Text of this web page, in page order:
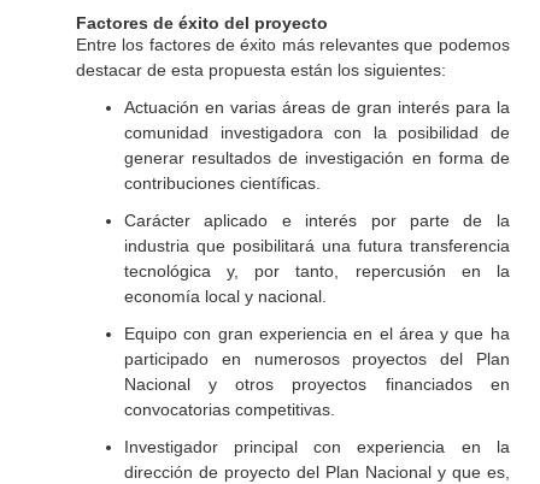
Factores de éxito del proyecto
Entre los factores de éxito más relevantes que podemos
destacar de esta propuesta están los siguientes:
Actuación en varias áreas de gran interés para la
comunidad investigadora con la posibilidad de
generar resultados de investigación en forma de
contribuciones científicas.
Carácter aplicado e interés por parte de la
industria que posibilitará una futura transferencia
tecnológica y, por tanto, repercusión en la
economía local y nacional.
Equipo con gran experiencia en el área y que ha
participado en numerosos proyectos del Plan
Nacional y otros proyectos financiados en
convocatorias competitivas.
Investigador principal con experiencia en la
dirección de proyecto del Plan Nacional y que es,